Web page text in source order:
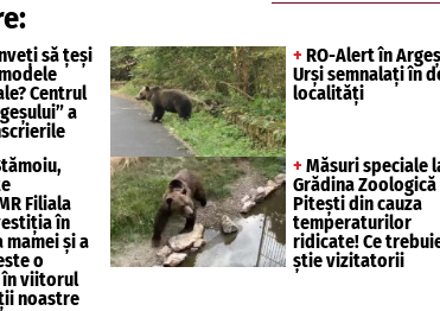
să țeși
Centrul
a
+ RO-Alert în
Urși semnalați în
localități
Filiala
în
și a
o
viitorul
noastre
+ Măsuri speciale
Grădina Zoologică
Pitești din cauza
temperaturilor
ridicate! Ce
știe vizitatorii